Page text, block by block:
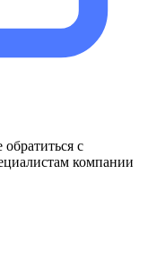
с
компании